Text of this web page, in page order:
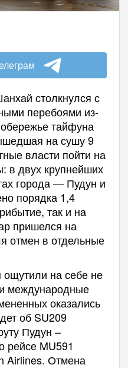
столкнулся с
перебоями из-
тайфуна
на сушу 9
власти пойти на
в двух крупнейших
города — Пудун и
порядка 1,4
так и на
пришелся на
отмен в отдельные
на себе не
международные
оказались
об SU209
Пудун –
рейсе MU591
Airlines. Отмена